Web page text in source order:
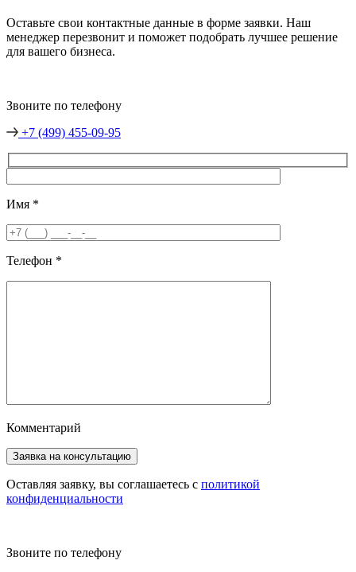
Оставьте свои контактные данные в форме заявки. Наш
менеджер перезвонит и поможет подобрать лучшее решение
для вашего бизнеса.
Звоните по телефону
+7 (499) 455-09-95
Имя *
Телефон *
Комментарий
Оставляя заявку, вы соглашаетесь с политикой
конфиденциальности
Звоните по телефону